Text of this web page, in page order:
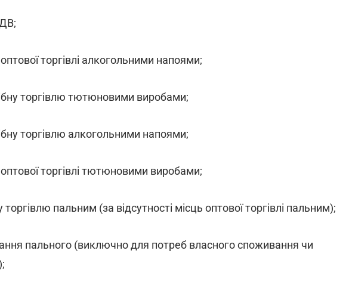
оптової торгівлі алкогольними напоями;
торгівлю тютюновими виробами;
торгівлю алкогольними напоями;
оптової торгівлі тютюновими виробами;
торгівлю пальним (за відсутності місць оптової торгівлі пальним);
пального (виключно для потреб власного споживання чи